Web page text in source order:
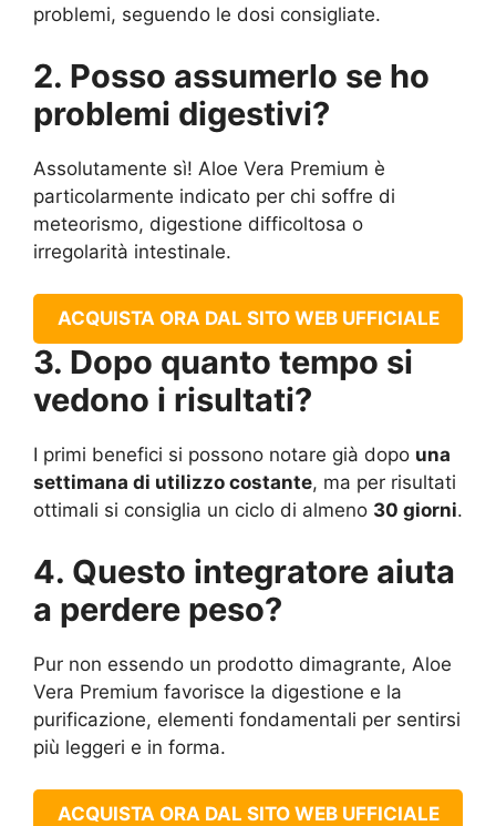
problemi, seguendo le dosi consigliate.
2. Posso assumerlo se ho
problemi digestivi?
Assolutamente sì! Aloe Vera Premium è
particolarmente indicato per chi soffre di
meteorismo, digestione difficoltosa o
irregolarità intestinale.
ACQUISTA ORA DAL SITO WEB UFFICIALE
3. Dopo quanto tempo si
vedono i risultati?
I primi benefici si possono notare già dopo una
settimana di utilizzo costante, ma per risultati
ottimali si consiglia un ciclo di almeno 30 giorni.
4. Questo integratore aiuta
a perdere peso?
Pur non essendo un prodotto dimagrante, Aloe
Vera Premium favorisce la digestione e la
purificazione, elementi fondamentali per sentirsi
più leggeri e in forma.
ACQUISTA ORA DAL SITO WEB UFFICIALE